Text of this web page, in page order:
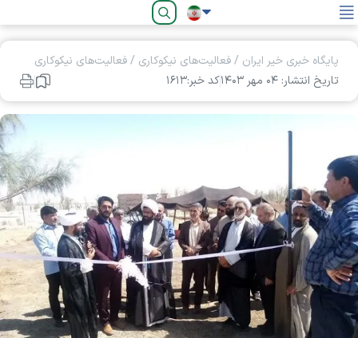
فارسی
پایگاه خبری خیر ایران /فعالیت‌های نیکوکاری /فعالیت‌های نیکوکاری
تاریخ انتشار: ۰۴ مهر ۱۴۰۳
کد خبر:۱۶۱۳